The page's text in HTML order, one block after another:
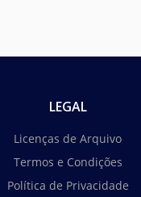
LEGAL
Licenças de Arquivo
Termos e Condições
Política de Privacidade